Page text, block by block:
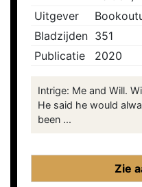
Uitgever
Bladzijden 351
Publicatie
2020
Intrige: Me and Will.
He said he would
been ...
Zie